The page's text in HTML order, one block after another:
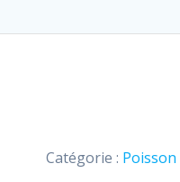
Catégorie : Poisson